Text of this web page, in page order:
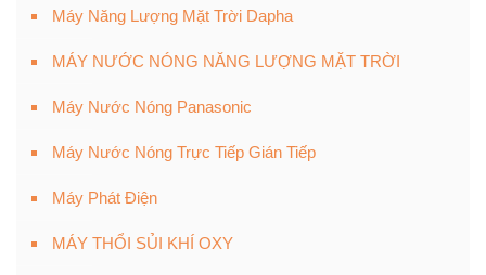
Máy Năng Lượng Mặt Trời Dapha
MÁY NƯỚC NÓNG NĂNG LƯỢNG MẶT TRỜI
Máy Nước Nóng Panasonic
Máy Nước Nóng Trực Tiếp Gián Tiếp
Máy Phát Điện
MÁY THỔI SỦI KHÍ OXY